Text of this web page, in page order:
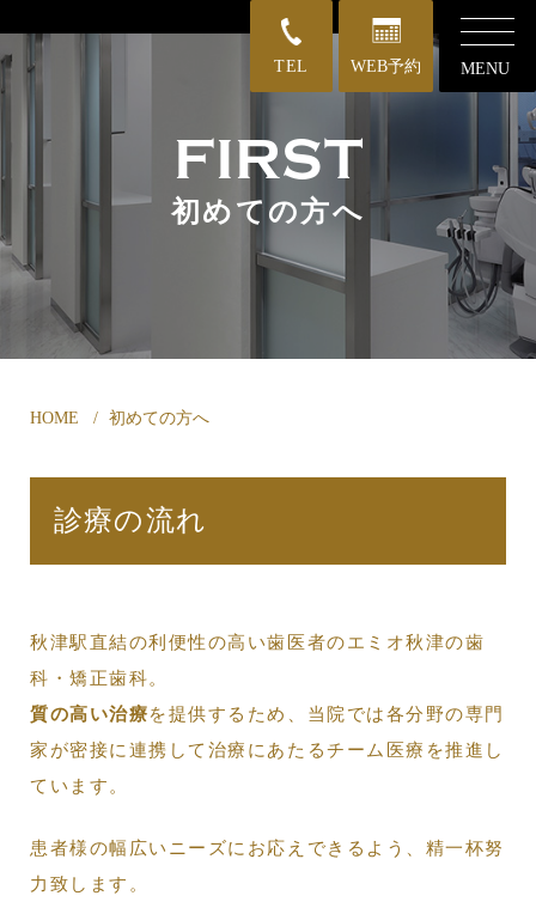
FIRST
初めての方へ
TEL WEB予約 MENU
HOME 初めての方へ
診療の流れ
秋津駅直結の利便性の高い歯医者のエミオ秋津の歯
科・矯正歯科。
質の高い治療を提供するため、当院では各分野の専門
家が密接に連携して治療にあたるチーム医療を推進し
ています。
患者様の幅広いニーズにお応えできるよう、精一杯努
力致します。